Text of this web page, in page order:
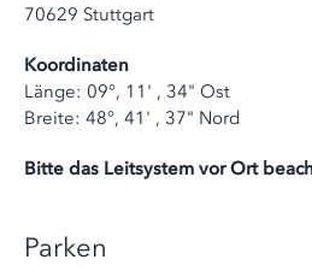
70629 Stuttgart
Koordinaten
Länge: 09°, 11' , 34" Ost
Breite: 48°, 41' , 37" Nord
Bitte das Leitsystem vor Ort
Parken